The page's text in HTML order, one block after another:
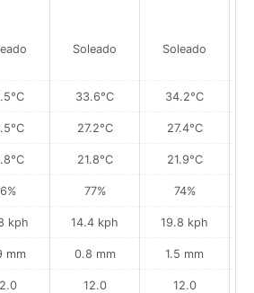
kph
mm
Soleado
33.6°C
27.2°C
21.8°C
77%
14.4 kph
0.8 mm
12.0
Soleado
34.2°C
27.4°C
21.9°C
74%
19.8 kph
1.5 mm
12.0